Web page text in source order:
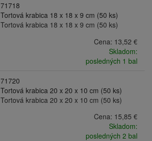
71718
Tortová krabica 18 x 18 x 9 cm (50 ks)
Tortová krabica 18 x 18 x 9 cm (50 ks)
Cena: 13,52 €
Skladom:
posledných 1 bal
71720
Tortová krabica 20 x 20 x 10 cm (50 ks)
Tortová krabica 20 x 20 x 10 cm (50 ks)
Cena: 15,85 €
Skladom:
posledných 2 bal